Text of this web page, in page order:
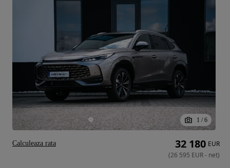
1 / 6
32 180 EUR
(26 595 EUR- net)
Calculeaza rata